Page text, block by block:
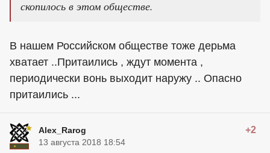
скопилось в этом обществе.
В нашем Российском обществе тоже дерьма
хватает ..Притаились , ждут момента ,
периодически вонь выходит наружу .. Опасно
притаились ...
Alex_Rarog +2
13 августа 2018 18:54